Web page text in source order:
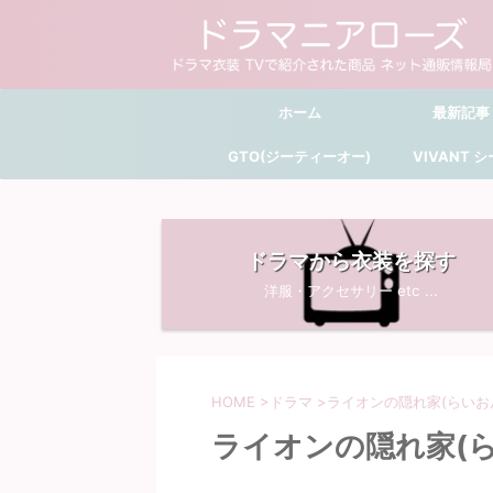
ホーム 最新記事
GTO(ジーティーオー) VIVANT シ
ドラマから衣装を探す
洋服・アクセサリー etc ...
HOME > ドラマ >ライオンの隠れ家(らい
ライオンの隠れ家(